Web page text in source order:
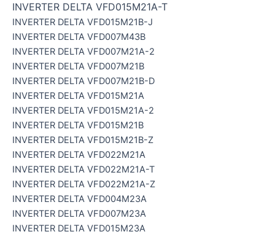
INVERTER DELTA VFD015M21A-T
INVERTER DELTA VFD015M21B-J
INVERTER DELTA VFD007M43B
INVERTER DELTA VFD007M21A-2
INVERTER DELTA VFD007M21B
INVERTER DELTA VFD007M21B-D
INVERTER DELTA VFD015M21A
INVERTER DELTA VFD015M21A-2
INVERTER DELTA VFD015M21B
INVERTER DELTA VFD015M21B-Z
INVERTER DELTA VFD022M21A
INVERTER DELTA VFD022M21A-T
INVERTER DELTA VFD022M21A-Z
INVERTER DELTA VFD004M23A
INVERTER DELTA VFD007M23A
INVERTER DELTA VFD015M23A